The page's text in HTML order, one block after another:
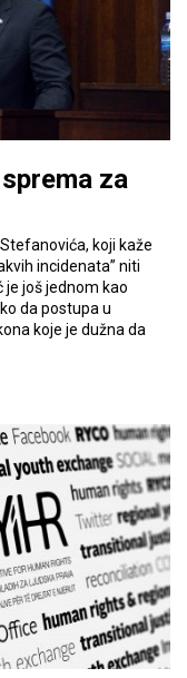
za
koji kaže
incidenata” niti
još jednom kao
da postupa u
koje je dužna da